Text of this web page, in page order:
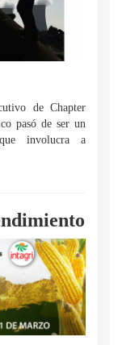
de Chapter
pasó de ser un
involucra a